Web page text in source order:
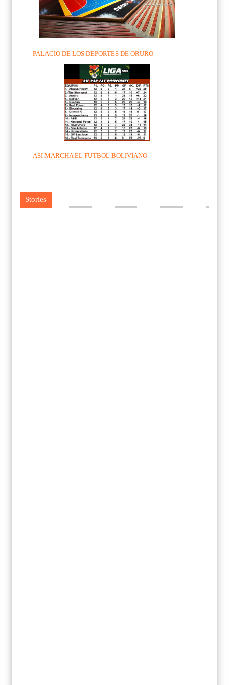
PALACIO DE LOS DEPORTES DE ORURO
ASI MARCHA EL FUTBOL BOLIVIANO
Stories